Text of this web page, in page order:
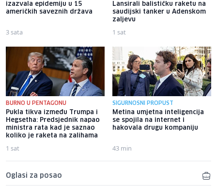
izazvala epidemiju u 15
američkih saveznih država
3 sata
Lansirali balističku raketu na
saudijski tanker u Adenskom
zaljevu
1 sat
BURNO U PENTAGONU
Pukla tikva između Trumpa i
Hegsetha: Predsjednik napao
ministra rata kad je saznao
koliko je raketa na zalihama
1 sat
SIGURNOSNI PROPUST
Metina umjetna inteligencija
se spojila na internet i
hakovala drugu kompaniju
43 min
Oglasi za posao